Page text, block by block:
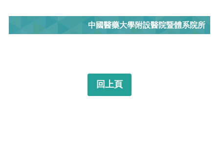
中國醫藥大學附設醫院暨體系院所
回上頁